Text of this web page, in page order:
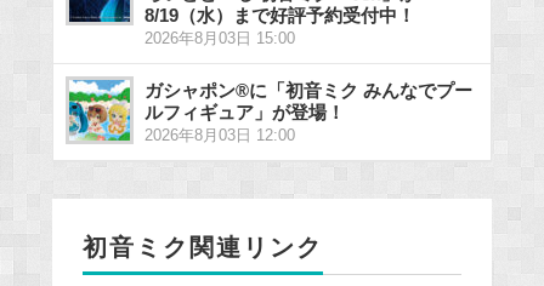
8/19（水）まで好評予約受付中！
2026年8月03日 15:00
ガシャポン®に「初音ミク みんなでプー
ルフィギュア」が登場！
2026年8月03日 12:00
初音ミク関連リンク